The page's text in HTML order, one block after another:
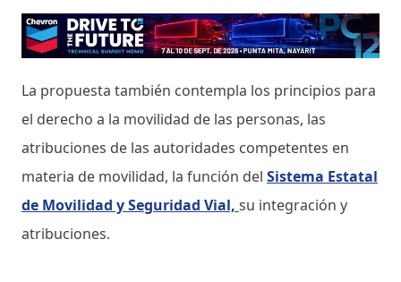
La propuesta también contempla los principios para
el derecho a la movilidad de las personas, las
atribuciones de las autoridades competentes en
materia de movilidad, la función del Sistema Estatal
de Movilidad y Seguridad Vial, su integración y
atribuciones.